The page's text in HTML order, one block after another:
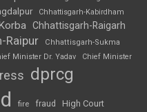
Chhattisgarh-Kabirdham
Chhattisgarh-Raigarh
Raipur
Chhattisgarh-Sukma
Minister Dr. Yadav Chief Minister
dprcg
fire fraud High Court